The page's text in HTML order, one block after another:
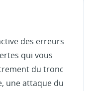
des erreurs
qui vous
du tronc
une attaque du